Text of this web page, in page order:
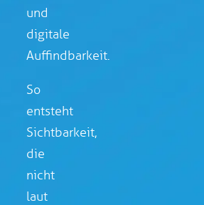
und
digitale
Auffindbarkeit.
So
entsteht
Sichtbarkeit,
die
nicht
laut